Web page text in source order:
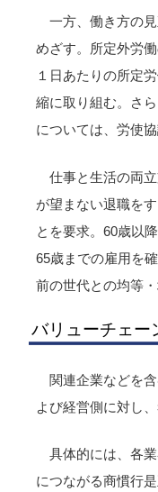
一方、働き方の
めざす。所定外労
１日あたりの所定
縮に取り組む。さ
については、労使
仕事と生活の両
が望まない退職を
とを要求。60歳以
65歳までの雇用を
前の世代との均等
バリューチェー
関連企業などを
よび経営側に対し
具体的には、各
につながる商慣行